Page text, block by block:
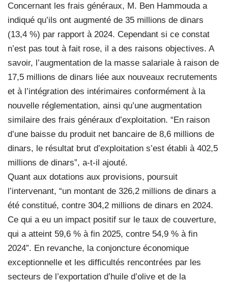
Concernant les frais généraux, M. Ben Hammouda a
indiqué qu’ils ont augmenté de 35 millions de dinars
(13,4 %) par rapport à 2024. Cependant si ce constat
n’est pas tout à fait rose, il a des raisons objectives. A
savoir, l’augmentation de la masse salariale à raison de
17,5 millions de dinars liée aux nouveaux recrutements
et à l’intégration des intérimaires conformément à la
nouvelle réglementation, ainsi qu’une augmentation
similaire des frais généraux d’exploitation. “En raison
d’une baisse du produit net bancaire de 8,6 millions de
dinars, le résultat brut d’exploitation s’est établi à 402,5
millions de dinars”, a-t-il ajouté.
Quant aux dotations aux provisions, poursuit
l’intervenant, “un montant de 326,2 millions de dinars a
été constitué, contre 304,2 millions de dinars en 2024.
Ce qui a eu un impact positif sur le taux de couverture,
qui a atteint 59,6 % à fin 2025, contre 54,9 % à fin
2024”. En revanche, la conjoncture économique
exceptionnelle et les difficultés rencontrées par les
secteurs de l’exportation d’huile d’olive et de la